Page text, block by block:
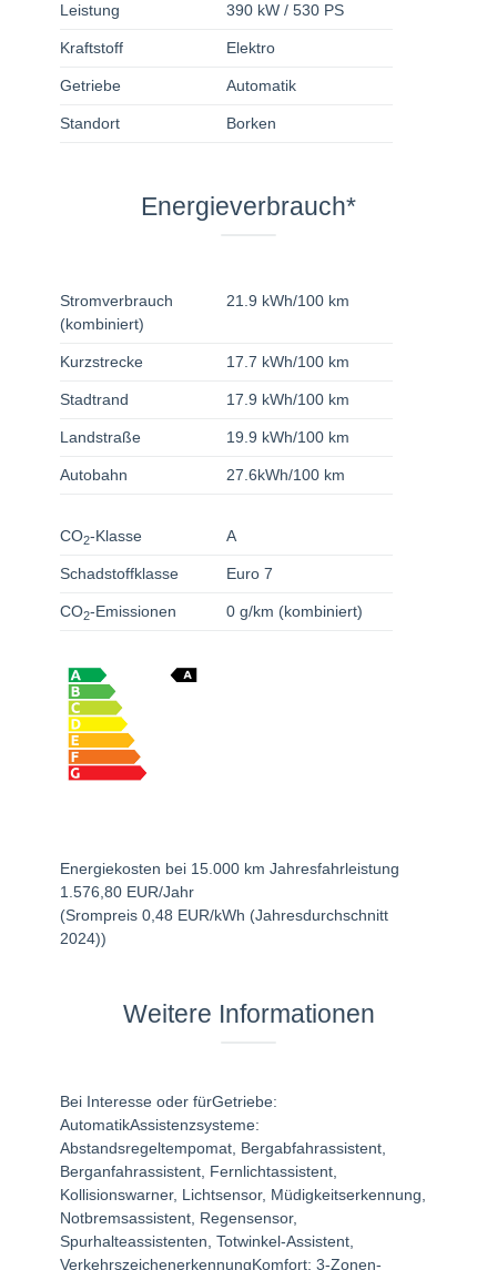
Leistung 390 kW / 530 PS
Kraftstoff Elektro
Getriebe Automatik
Standort Borken
Energieverbrauch*
Stromverbrauch
(kombiniert)
21.9 kWh/100 km
Kurzstrecke 17.7 kWh/100 km
Stadtrand 17.9 kWh/100 km
Landstraße 19.9 kWh/100 km
Autobahn 27.6kWh/100 km
CO2-Klasse A
Schadstoffklasse Euro 7
CO2-Emissionen 0 g/km (kombiniert)
Energiekosten bei 15.000 km Jahresfahrleistung
1.576,80 EUR/Jahr
(Srompreis 0,48 EUR/kWh (Jahresdurchschnitt
2024))
Weitere Informationen
Bei Interesse oder fürGetriebe:
AutomatikAssistenzsysteme:
Abstandsregeltempomat, Bergabfahrassistent,
Berganfahrassistent, Fernlichtassistent,
Kollisionswarner, Lichtsensor, Müdigkeitserkennung,
Notbremsassistent, Regensensor,
Spurhalteassistenten, Totwinkel-Assistent,
VerkehrszeichenerkennungKomfort: 3-Zonen-